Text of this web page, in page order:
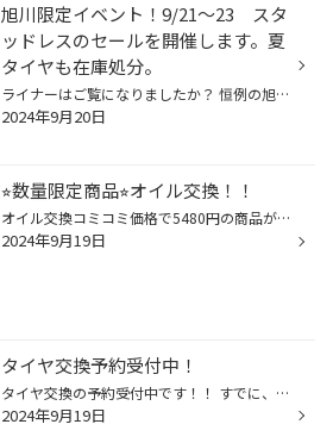
旭川限定イベント！9/21～23 スタ
ッドレスのセールを開催します。夏
タイヤも在庫処分。
ライナーはご覧になりましたか？ 恒例の旭川限定イベントを今週末開催いたします。 開催期間：9/21～23 冬タイヤや夏タイヤはもちろん。 ホイール業者さんが旭川に集結！ ホイール選びをお手伝いいたします。 セルスター様よりドライブレコーダーやレーダーの専門スタッフも来てくれます。 人気のキ...
2024年9月20日
⭐︎数量限定商品⭐︎オイル交換！！
オイル交換コミコミ価格で5480円の商品が2480円で、できます！ 選べる粘度は0w20、5w30最近のエコカーなどにもオススメ！！！ こちらの商品はタイトルにも書いてある通り数量限定なので、 商品が無くなり次第終了となりますので気になる方はお早めにっ！ オイル交換等の予約はWEBから出来ます！！ h...
2024年9月19日
タイヤ交換予約受付中！
タイヤ交換の予約受付中です！！ すでに、ご予約が取れない日も出てきています(;´Д｀)タイヤ交換のご予約は早めがおすすめですよ(*´ω｀*) タイヤ館旭川大雪通りではタイヤ交換の時だけではなく、 タイヤ交換後も専門店ならではの安心サポートとして、 ◆お車に合わせた適正空気圧への調整&トルクチェ...
2024年9月19日